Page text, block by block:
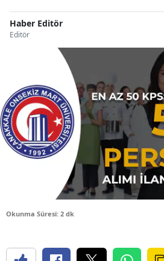
Haber Editör
Editör
Okunma Süresi: 2 dk